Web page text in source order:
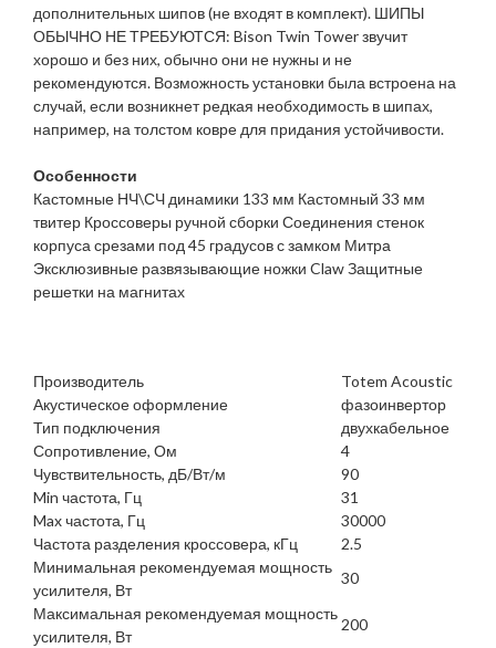
дополнительных шипов (не входят в комплект). ШИПЫ
ОБЫЧНО НЕ ТРЕБУЮТСЯ: Bison Twin Tower звучит
хорошо и без них, обычно они не нужны и не
рекомендуются. Возможность установки была встроена на
случай, если возникнет редкая необходимость в шипах,
например, на толстом ковре для придания устойчивости.
Особенности
Кастомные НЧ\СЧ динамики 133 мм Кастомный 33 мм
твитер Кроссоверы ручной сборки Соединения стенок
корпуса срезами под 45 градусов с замком Митра
Эксклюзивные развязывающие ножки Claw Защитные
решетки на магнитах
Производитель
Totem Acoustic
Акустическое оформление
фазоинвертор
Тип подключения
двухкабельное
Сопротивление, Ом
4
Чувствительность, дБ/Вт/м
90
Min частота, Гц
31
Max частота, Гц
30000
Частота разделения кроссовера, кГц
2.5
Минимальная рекомендуемая мощность
усилителя, Вт
30
Максимальная рекомендуемая мощность
усилителя, Вт
200